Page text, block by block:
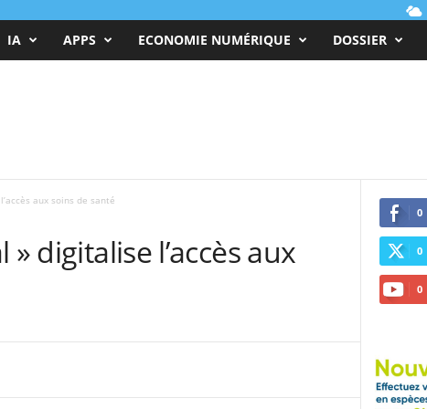
IA APPS ECONOMIE NUMÉRIQUE DOSSIER
aux soins de santé
» digitalise l’accès aux
0
0
0